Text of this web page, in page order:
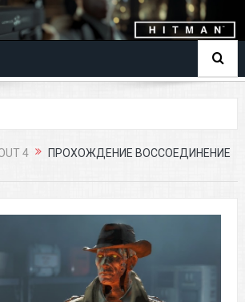
4
ПРОХОЖДЕНИЕ ВОССОЕДИНЕНИЕ